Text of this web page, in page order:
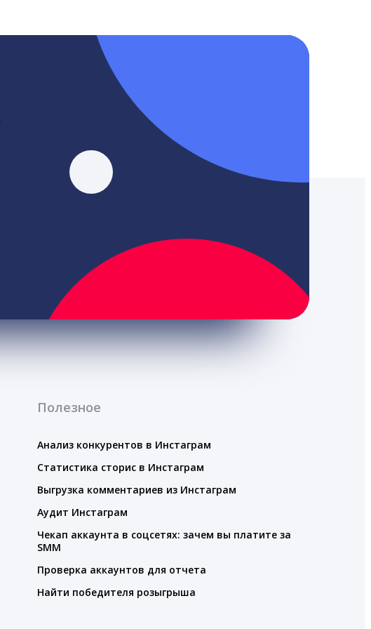
Полезное
Анализ конкурентов в Инстаграм
Статистика сторис в Инстаграм
Выгрузка комментариев из Инстаграм
Аудит Инстаграм
Чекап аккаунта в соцсетях: зачем вы платите за
SMM
Проверка аккаунтов для отчета
Найти победителя розыгрыша